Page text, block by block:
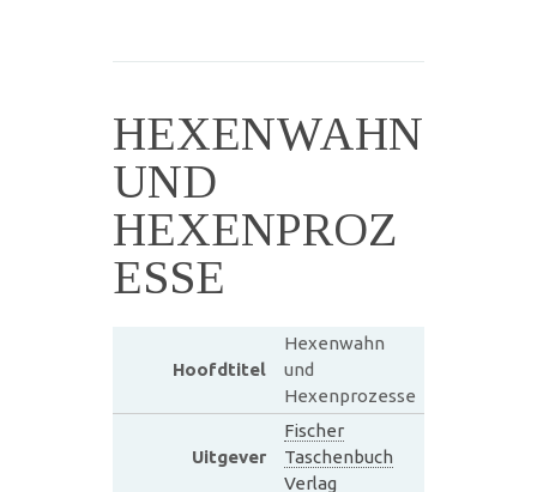
HEXENWAHN
UND
HEXENPROZ
ESSE
Hoofdtitel
Hexenwahn
und
Hexenprozesse
Uitgever
Fischer
Taschenbuch
Verlag